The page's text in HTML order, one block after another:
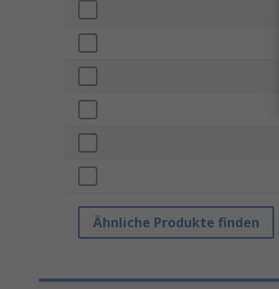
Ähnliche Produkte finden